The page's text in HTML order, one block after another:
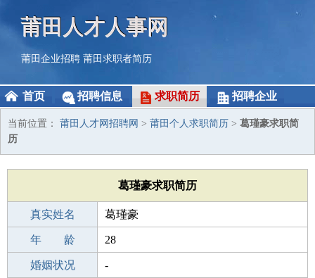
莆田人才人事网
莆田企业招聘 莆田求职者简历
首页 招聘信息 求职简历 招聘企业
当前位置： 莆田人才网招聘网 > 莆田个人求职简历 > 葛瑾豪求职简
历
葛瑾豪求职简历
真实姓名 葛瑾豪
性 别 男
年 龄 28
出生年月 1998-04-09
婚姻状况 -